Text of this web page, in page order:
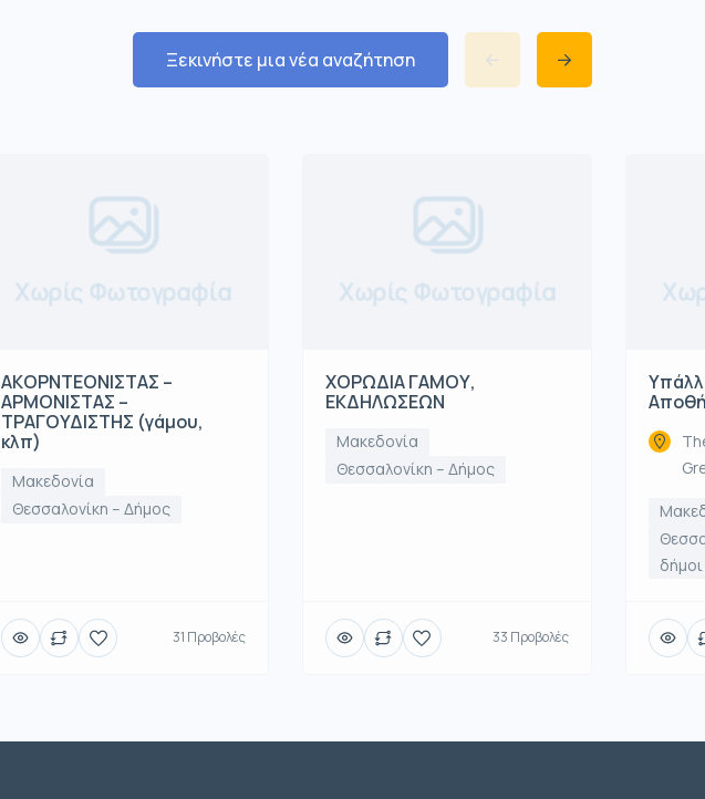
Ξεκινήστε μια νέα αναζήτηση
Χωρίς Φωτογραφία
ΑΚOΡΝΤΕΟΝΙΣΤΑΣ –
ΑΡΜΟΝΙΣΤΑΣ –
ΤΡΑΓΟΥΔΙΣΤΗΣ (γάμου,
κλπ)
Μακεδονία
Θεσσαλονίκη – Δήμος
31 Προβολές
Χωρίς Φωτογραφία
ΧΟΡΩΔΙΑ ΓΑΜΟΥ,
ΕΚΔΗΛΩΣΕΩΝ
Μακεδονία
Θεσσαλονίκη – Δήμος
33 Προβολές
δήμοι